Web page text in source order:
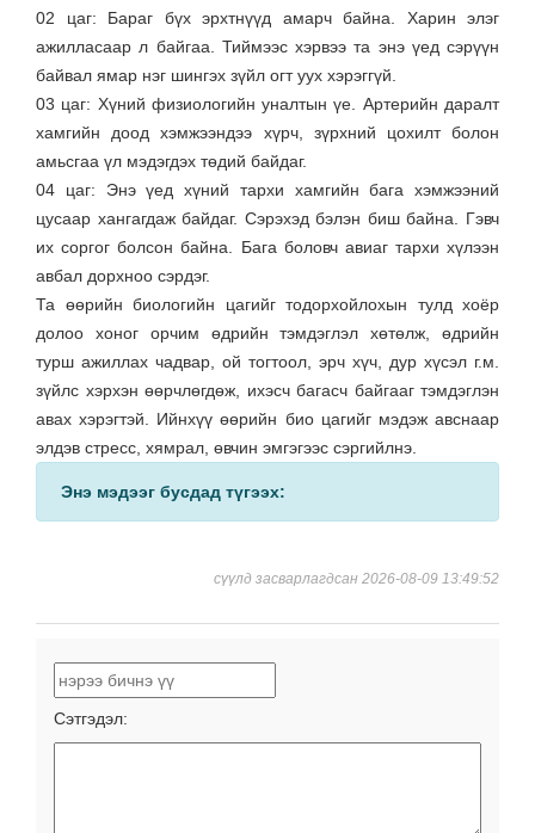
02 цаг: Бараг бүх эрхтнүүд амарч байна. Харин элэг
ажилласаар л байгаа. Тиймээс хэрвээ та энэ үед сэрүүн
байвал ямар нэг шингэх зүйл огт уух хэрэггүй.
03 цаг: Хүний физиологийн уналтын үе. Артерийн даралт
хамгийн доод хэмжээндээ хүрч, зүрхний цохилт болон
амьсгаа үл мэдэгдэх төдий байдаг.
04 цаг: Энэ үед хүний тархи хамгийн бага хэмжээний
цусаар хангагдаж байдаг. Сэрэхэд бэлэн биш байна. Гэвч
их соргог болсон байна. Бага боловч авиаг тархи хүлээн
авбал дорхноо сэрдэг.
Та өөрийн биологийн цагийг тодорхойлохын тулд хоёр
долоо хоног орчим өдрийн тэмдэглэл хөтөлж, өдрийн
турш ажиллах чадвар, ой тогтоол, эрч хүч, дур хүсэл г.м.
зүйлс хэрхэн өөрчлөгдөж, ихэсч багасч байгааг тэмдэглэн
авах хэрэгтэй. Ийнхүү өөрийн био цагийг мэдэж авснаар
элдэв стресс, хямрал, өвчин эмгэгээс сэргийлнэ.
Энэ мэдээг бусдад түгээх:
сүүлд засварлагдсан 2026-08-09 13:49:52
Сэтгэдэл: